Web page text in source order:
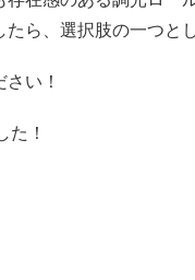
たら、選択肢の一つ
い！
た！